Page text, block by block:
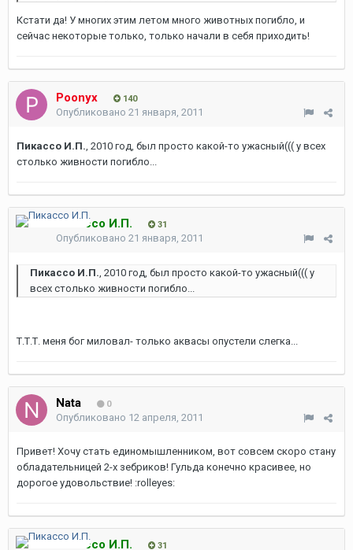
Кстати да! У многих этим летом много животных погибло, и
сейчас некоторые только, только начали в себя приходить!
Poonyx 140
Опубликовано 21 января, 2011
Пикассо И.П., 2010 год, был просто какой-то ужасный((( у всех
столько живности погибло...
Пикассо И.П. 31
Опубликовано 21 января, 2011
Пикассо И.П., 2010 год, был просто какой-то ужасный((( у
всех столько живности погибло...
Т.Т.Т. меня бог миловал- только аквасы опустели слегка...
Nata 0
Опубликовано 12 апреля, 2011
Привет! Хочу стать единомышленником, вот совсем скоро стану
обладательницей 2-х зебриков! Гульда конечно красивее, но
дорогое удовольствие! :rolleyes:
Пикассо И.П. 31